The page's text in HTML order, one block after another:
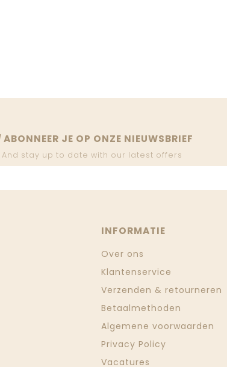
ABONNEER JE OP ONZE NIEUWSBRIEF
And stay up to date with our latest offers
INFORMATIE
Over ons
Klantenservice
Verzenden & retourneren
Betaalmethoden
Algemene voorwaarden
Privacy Policy
Vacatures